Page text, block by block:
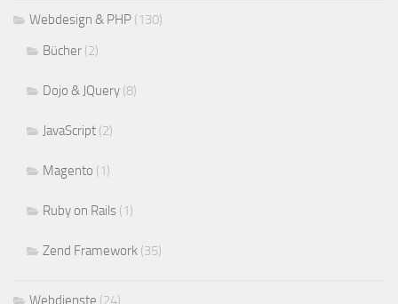
Webdesign & PHP (130)
Bücher (2)
Dojo & JQuery (8)
JavaScript (2)
Magento (1)
Ruby on Rails (1)
Zend Framework (35)
Webdienste (24)